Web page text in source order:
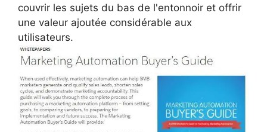
couvrir les sujets du bas de l'entonnoir et offrir
une valeur ajoutée considérable aux
utilisateurs.